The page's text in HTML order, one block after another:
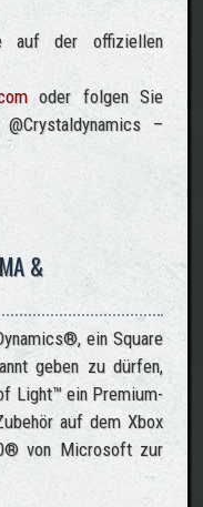
auf der offiziellen
oder folgen Sie
–
&
ein Square
geben zu dürfen,
Light™ ein Premium-
auf dem Xbox
von Microsoft zur